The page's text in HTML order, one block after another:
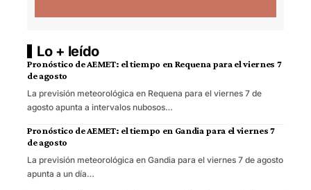
Lo + leído
Pronóstico de AEMET: el tiempo en Requena para el viernes 7
de agosto
La previsión meteorológica en Requena para el viernes 7 de
agosto apunta a intervalos nubosos…
Pronóstico de AEMET: el tiempo en Gandia para el viernes 7
de agosto
La previsión meteorológica en Gandia para el viernes 7 de agosto
apunta a un día…